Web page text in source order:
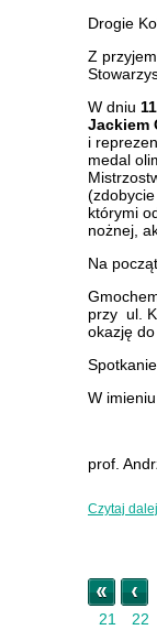
Drogie
Z
W dniu
Jackiem
i
medal
którymi
nożnej,
Na
przy ul.
okazję
W
prof.
Czytaj dalej
«
21
22